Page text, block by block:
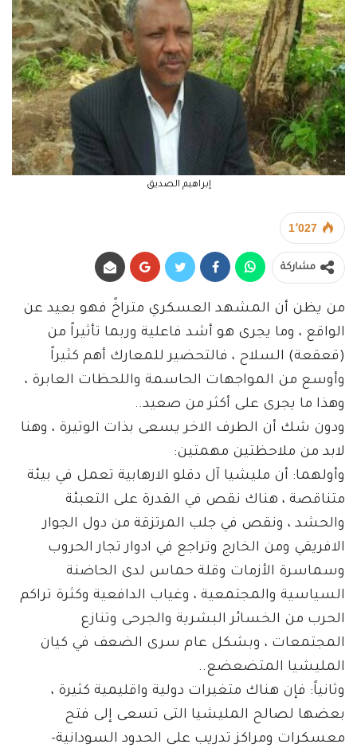
إبراهيم الصديق
1٬027
مشاركة
من يظن أن المشهد العسكري متراخً فهو بعيد عن
الواقع ، وما يجرى هو أشد فاعلية وربما تأثيراً من
(قعقعة) السلاح ، فالتحضير للمعارك أهم كثيراً
وأوسع من المواجهات الحاسمة واللحظات العابرة ،
وهذا ما يجرى على أكثر من صعيد..
ودون شك أن الطرف الاخر يسعى بذات الوتيرة ، وهنا
لابد من ملاحظتين مهمتين:
وأولهما: أن مليشيا آل دقلو الارهابية تعمل في بيئة
متناقصة ، هناك نقص في القدرة على التعبئة
والحشد ، ونقص في جلب المرتزقة من دول الجوار
الافريقي ومن الخارج وتراجع في ادوار تجار الحروب
وسماسرة الأزمات وقلة حماس لدى الحاضنة
السياسية والمجتمعية ، وغياب الدافعية وكثرة تراكم
الحرب من الخسائر البشرية والجرحى وتنازع
المجتمعات ، وبشكل عام سرى الضعف في كيان
المليشيا المتضعضع..
وثانياً: فإن هناك متغيرات دولية واقليمية كثيرة ،
بعضها لصالح المليشيا التى تسعى إلى فتح
معسكرات ومراكز تدريب على الحدود السودانية-